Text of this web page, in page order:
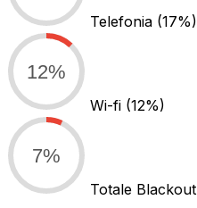
Telefonia (17%)
12%
Wi-fi (12%)
7%
Totale Blackout